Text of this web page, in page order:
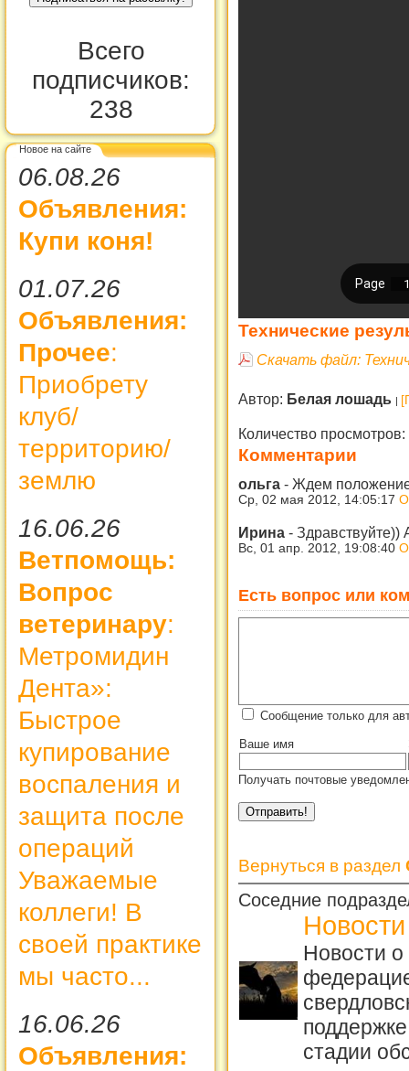
Всего
подписчиков:
238
Новое на сайте
06.08.26
Объявления:
Купи коня!
01.07.26
Объявления:
Прочее:
Приобрету
клуб/
территорию/
землю
16.06.26
Ветпомощь:
Вопрос
ветеринару:
Метромидин
Дента»:
Быстрое
купирование
воспаления и
защита после
операций
Уважаемые
коллеги! В
своей практике
мы часто...
16.06.26
Объявления:
Технические
Скачать файл:
Автор: Белая лошадь
Количество просмотров:
Комментарии
ольга - Ждем
Ср, 02 мая 2012, 14:05:17
Ирина - Здравствуйте))
Вс, 01 апр. 2012, 19:08:40
Есть вопрос или
Сообщение только для
Ваше имя
Получать почтовые
Вернуться в раздел
Соседние
Новости
Новости
стадии